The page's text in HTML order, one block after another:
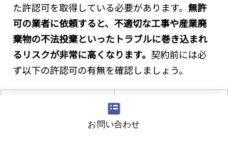
た許認可を取得している必要があります。 無許
可の業者に依頼すると、不適切な工事や産業廃
棄物の不法投棄といったトラブルに巻き込まれ
るリスクが非常に高くなります。 契約前には必
ず以下の許認可の有無を確認しましょう。
お問い合わせ